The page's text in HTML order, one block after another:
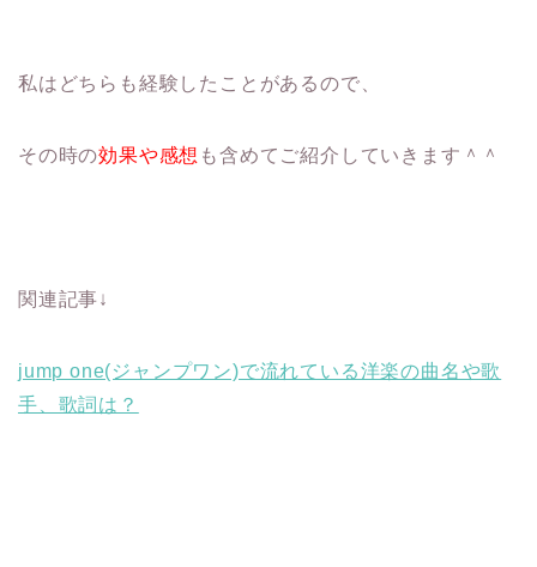
私はどちらも経験したことがあるので、
その時の効果や感想 も含めてご紹介していきます＾＾
関連記事↓
jump one(ジャンプワン)で流れている洋楽の曲名や歌
手、歌詞は？